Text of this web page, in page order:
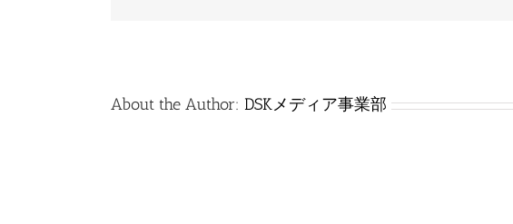
About the Author: DSKメディア事業部